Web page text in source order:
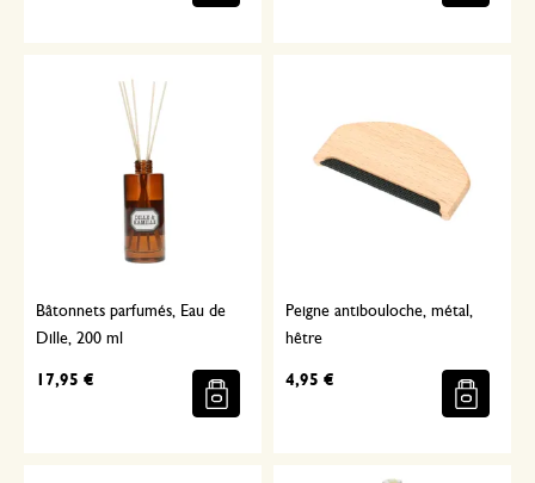
Bâtonnets parfumés, Eau de
Dille, 200 ml
17,95 €
Peigne antibouloche, métal,
hêtre
4,95 €